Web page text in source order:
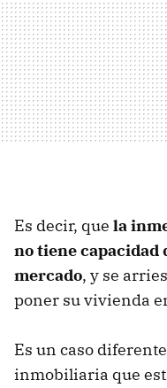
Es decir, que la
no tiene capacidad
mercado, y se
poner su vivienda
Es un caso
inmobiliaria que